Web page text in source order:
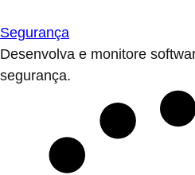
Segurança
Desenvolva e monitore
segurança.